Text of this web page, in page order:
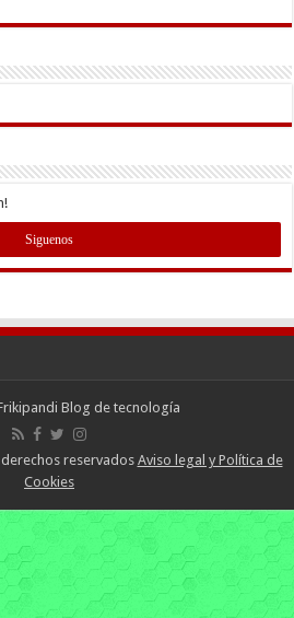
Siguenos
Blog de tecnología
reservados Aviso legal y Política de
Cookies